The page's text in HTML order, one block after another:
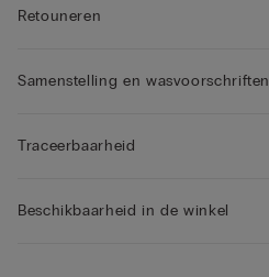
Retouneren
Samenstelling en wasvoorschriften
Traceerbaarheid
Beschikbaarheid in de winkel